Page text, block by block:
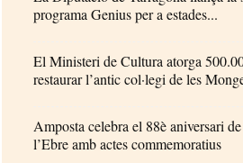
programa Genius per a estades...
El Ministeri de Cultura atorga
restaurar l’antic col·legi de les
Amposta celebra el 88è aniversari
l’Ebre amb actes commemoratius